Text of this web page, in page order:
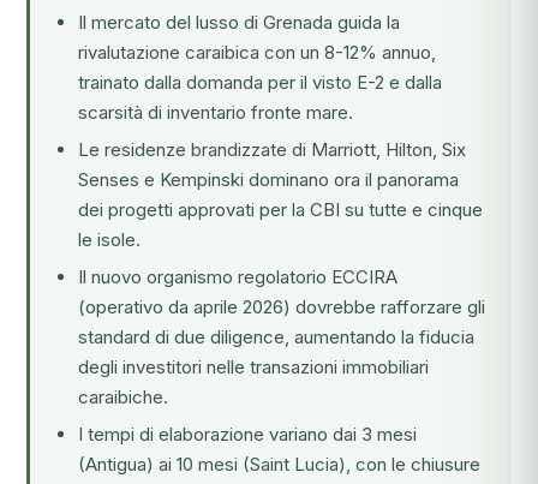
Il mercato del lusso di Grenada guida la
rivalutazione caraibica con un 8-12% annuo,
trainato dalla domanda per il visto E-2 e dalla
scarsità di inventario fronte mare.
Le residenze brandizzate di Marriott, Hilton, Six
Senses e Kempinski dominano ora il panorama
dei progetti approvati per la CBI su tutte e cinque
le isole.
Il nuovo organismo regolatorio ECCIRA
(operativo da aprile 2026) dovrebbe rafforzare gli
standard di due diligence, aumentando la fiducia
degli investitori nelle transazioni immobiliari
caraibiche.
I tempi di elaborazione variano dai 3 mesi
(Antigua) ai 10 mesi (Saint Lucia), con le chiusure